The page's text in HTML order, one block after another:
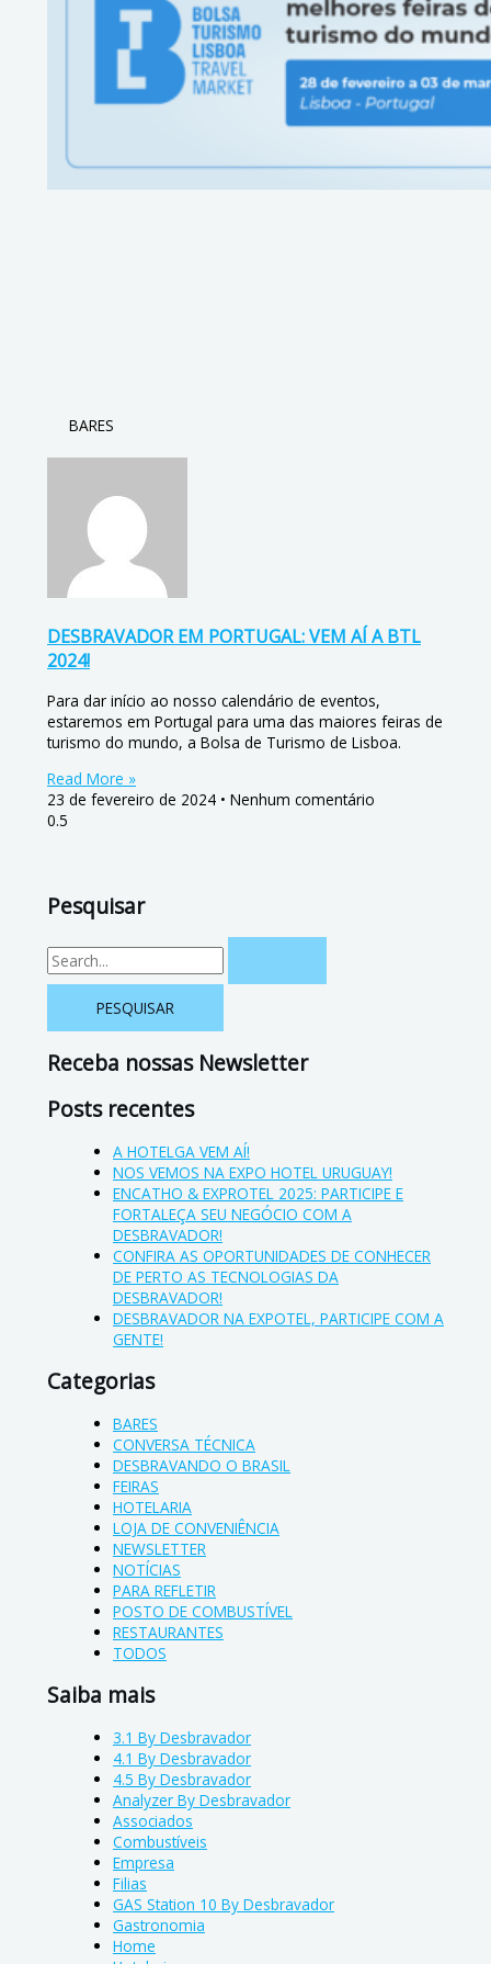
BARES
DESBRAVADOR EM PORTUGAL: VEM AÍ A BTL
2024!
Para dar início ao nosso calendário de eventos,
estaremos em Portugal para uma das maiores feiras de
turismo do mundo, a Bolsa de Turismo de Lisboa.
Read More »
23 de fevereiro de 2024
Nenhum comentário
Pesquisar
Receba nossas Newsletter
Posts recentes
A HOTELGA VEM AÍ!
NOS VEMOS NA EXPO HOTEL URUGUAY!
ENCATHO & EXPROTEL 2025: PARTICIPE E
FORTALEÇA SEU NEGÓCIO COM A
DESBRAVADOR!
CONFIRA AS OPORTUNIDADES DE CONHECER
DE PERTO AS TECNOLOGIAS DA
DESBRAVADOR!
DESBRAVADOR NA EXPOTEL, PARTICIPE COM A
GENTE!
Categorias
BARES
CONVERSA TÉCNICA
DESBRAVANDO O BRASIL
FEIRAS
HOTELARIA
LOJA DE CONVENIÊNCIA
NEWSLETTER
NOTÍCIAS
PARA REFLETIR
POSTO DE COMBUSTÍVEL
RESTAURANTES
TODOS
Saiba mais
3.1 By Desbravador
4.1 By Desbravador
4.5 By Desbravador
Analyzer By Desbravador
Associados
Combustíveis
Empresa
Filias
GAS Station 10 By Desbravador
Gastronomia
Home